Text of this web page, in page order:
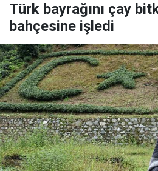
Türk bayrağını çay
bahçesine işledi